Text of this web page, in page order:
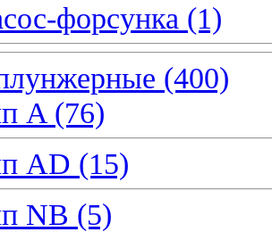
форсунка (1)
(400)
A (76)
AD (15)
NB (5)